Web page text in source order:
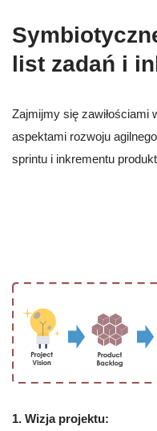
list zadań i
Zajmijmy się zawiłościami
aspektami rozwoju
sprintu i inkrementu
1. Wizja projektu: